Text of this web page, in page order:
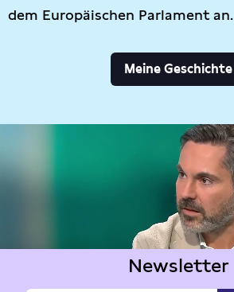
dem Europäischen Parlament an.
Meine Geschichte
Newsletter